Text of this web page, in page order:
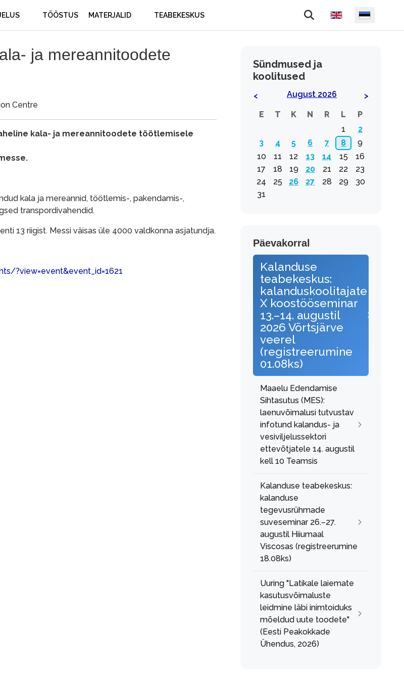
TÖÖSTUS MATERJALID TEABEKESKUS Vali keel
ja mereannitoodete
Centre
kala- ja mereannitoodete töötlemisele
kala ja mereannid, töötlemis-, pakendamis-,
transpordivahendid.
13 riigist. Messi väisas üle 4000 valdkonna asjatundja.
?view=event&event_id=1621
Sündmused ja
koolitused
< August 2026
>
E
T K N R L
P
1
2
3
4 5 6 7 8
9
10
11 12 13 14 15
16
17
18 19 20 21 22
23
24
25 26 27 28 29
30
31
Päevakorral
Kalanduse
teabekeskus:
kalanduskoolitajate
X koostööseminar
13.–14. augustil
2026 Võrtsjärve
veerel
(registreerumine
01.08ks)
Maaelu Edendamise
Sihtasutus (MES):
laenuvõimalusi tutvustav
infotund kalandus- ja
vesiviljelussektori
ettevõtjatele 14. augustil
kell 10 Teamsis
Kalanduse teabekeskus:
kalanduse
tegevusrühmade
suveseminar 26.–27.
augustil Hiiumaal
Viscosas (registreerumine
18.08ks)
Uuring "Latikale laiemate
kasutusvõimaluste
leidmine läbi inimtoiduks
mõeldud uute toodete"
(Eesti Peakokkade
Ühendus, 2026)